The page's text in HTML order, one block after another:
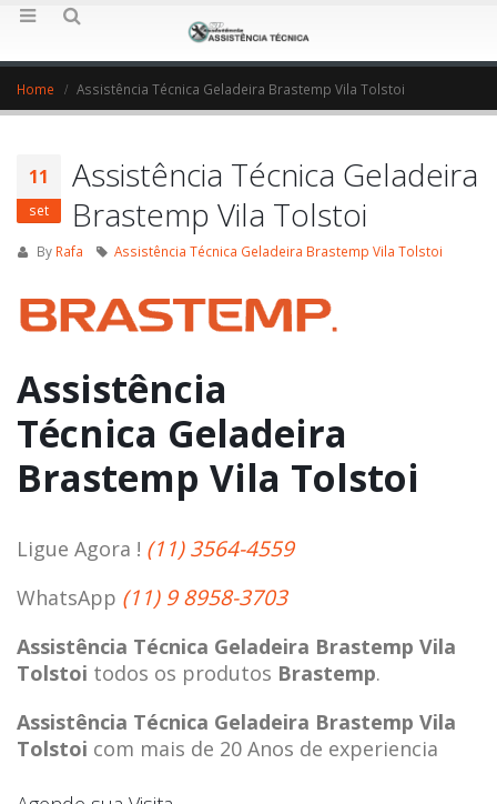
Home Assistência Técnica Geladeira Brastemp Vila Tolstoi
11
set
Assistência Técnica Geladeira
Brastemp Vila Tolstoi
By Rafa Assistência Técnica Geladeira Brastemp Vila Tolstoi
Assistência
Técnica Geladeira
Brastemp Vila Tolstoi
Ligue Agora ! (11) 3564-4559
WhatsApp (11) 9 8958-3703
Assistência Técnica Geladeira Brastemp Vila
Tolstoi todos os produtos Brastemp.
Assistência Técnica Geladeira Brastemp Vila
Tolstoi com mais de 20 Anos de experiencia